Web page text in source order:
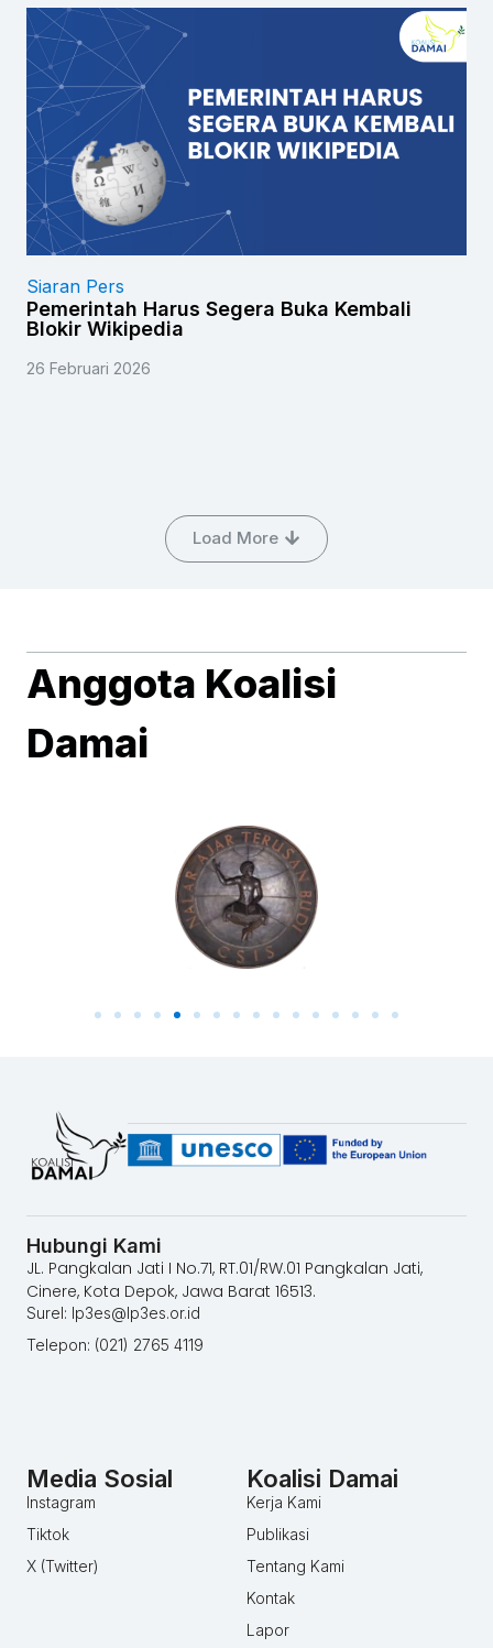
Siaran Pers
Pemerintah Harus Segera Buka Kembali
Blokir Wikipedia
26 Februari 2026
Load More
Anggota Koalisi
Damai
Koalisi Damai
Kerja Kami
Publikasi
Tentang Kami
Kontak
Lapor
Media Sosial
Instagram
Tiktok
X (Twitter)
Hubungi Kami
JL. Pangkalan Jati I No.71, RT.01/RW.01 Pangkalan Jati,
Cinere, Kota Depok, Jawa Barat 16513.
Surel: lp3es@lp3es.or.id
Telepon: (021) 2765 4119